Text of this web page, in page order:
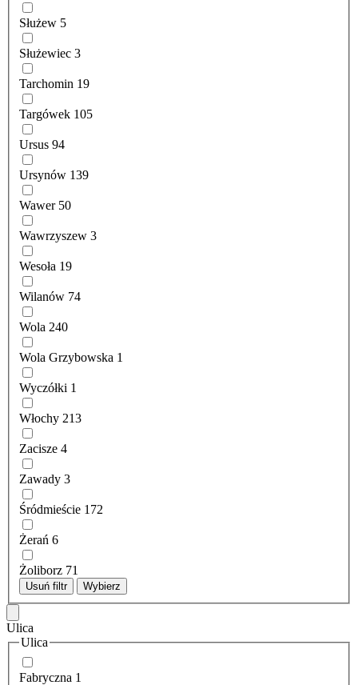
Służew 5
Służewiec 3
Tarchomin 19
Targówek 105
Ursus 94
Ursynów 139
Wawer 50
Wawrzyszew 3
Wesoła 19
Wilanów 74
Wola 240
Wola Grzybowska 1
Wyczółki 1
Włochy 213
Zacisze 4
Zawady 3
Śródmieście 172
Żerań 6
Żoliborz 71
Usuń filtr Wybierz
Ulica
Ulica
Fabryczna 1